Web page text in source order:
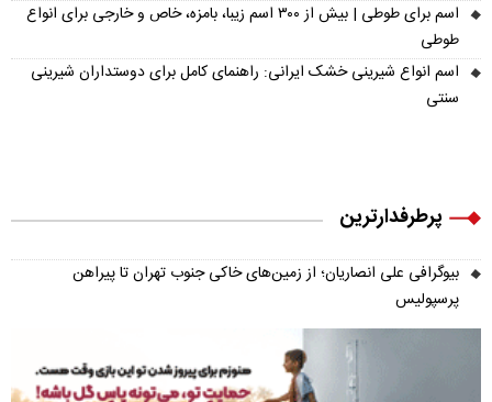
اسم برای طوطی | بیش از ۳۰۰ اسم زیبا، بامزه، خاص و خارجی برای انواع
طوطی
اسم انواع شیرینی خشک ایرانی: راهنمای کامل برای دوستداران شیرینی
سنتی
پرطرفدارترین
بیوگرافی علی انصاریان؛ از زمین‌های خاکی جنوب تهران تا پیراهن
پرسپولیس